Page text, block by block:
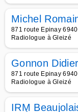
Michel
871 route Epinay
Radiologue à Gleizé
Gonnon Didier
871 route Epinay
Radiologue à Gleizé
IRM